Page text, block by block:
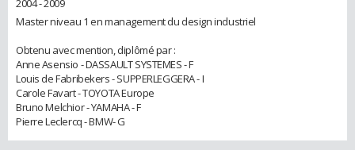
2004 - 2009
Master niveau 1 en management du design industriel
Obtenu avec mention, diplômé par :
Anne Asensio - DASSAULT SYSTEMES - F
Louis de Fabribekers - SUPPERLEGGERA - I
Carole Favart - TOYOTA Europe
Bruno Melchior - YAMAHA - F
Pierre Leclercq - BMW- G